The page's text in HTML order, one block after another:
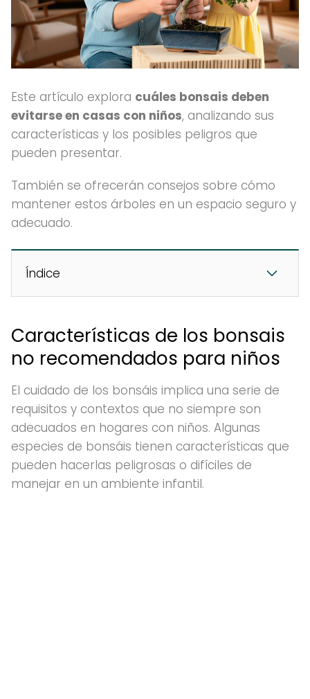
Este artículo explora cuáles bonsais deben
evitarse en casas con niños, analizando sus
características y los posibles peligros que
pueden presentar.
También se ofrecerán consejos sobre cómo
mantener estos árboles en un espacio seguro y
adecuado.
Índice
Características de los bonsais
no recomendados para niños
El cuidado de los bonsáis implica una serie de
requisitos y contextos que no siempre son
adecuados en hogares con niños. Algunas
especies de bonsáis tienen características que
pueden hacerlas peligrosas o difíciles de
manejar en un ambiente infantil.